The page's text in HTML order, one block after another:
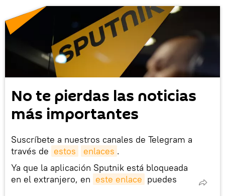
No te pierdas las noticias
más importantes
Suscríbete a nuestros canales de Telegram a
través de estos enlaces .
Ya que la aplicación Sputnik está bloqueada
en el extranjero, en este enlace puedes